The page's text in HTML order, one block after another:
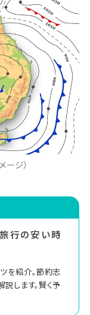
み
ョッピングガ
ト
手段とアクセ
ンがお客様
ラリアの魅
ャパンの強
ージ）
行の安い時
を紹介。節約志
します。賢く予